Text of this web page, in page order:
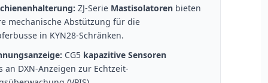
ZJ-Serie Mastisolatoren bieten
mechanische Abstützung für die
in KYN28-Schränken.
CG5 kapazitive Sensoren
an DXN-Anzeigen zur Echtzeit-